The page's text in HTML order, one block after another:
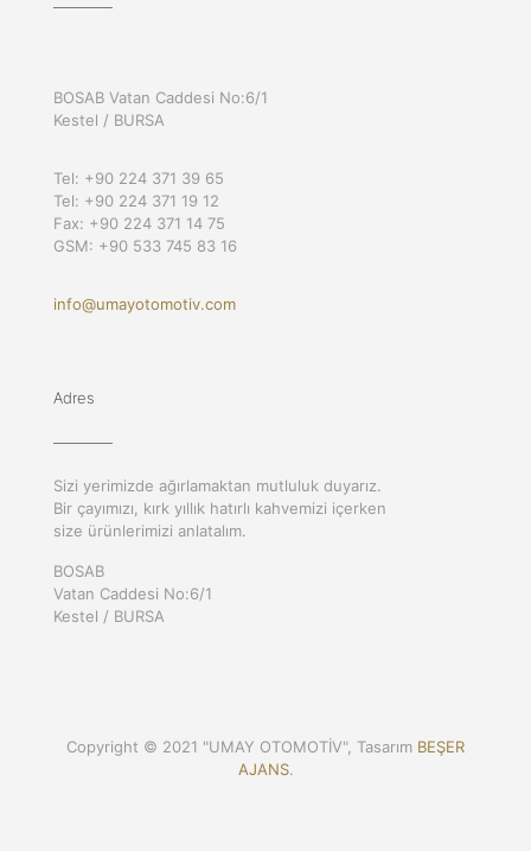
BOSAB Vatan Caddesi No:6/1
Kestel / BURSA
Tel: +90 224 371 39 65
Tel: +90 224 371 19 12
Fax: +90 224 371 14 75
GSM: +90 533 745 83 16
info@umayotomotiv.com
Adres
Sizi yerimizde ağırlamaktan mutluluk duyarız.
Bir çayımızı, kırk yıllık hatırlı kahvemizi içerken
size ürünlerimizi anlatalım.
BOSAB
Vatan Caddesi No:6/1
Kestel / BURSA
Copyright © 2021 "UMAY OTOMOTİV", Tasarım BEŞER
AJANS.